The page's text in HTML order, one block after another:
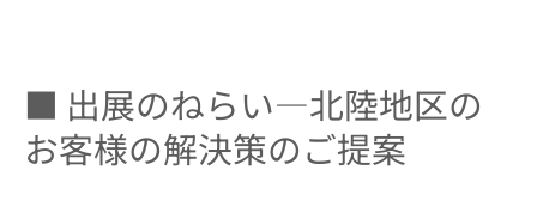
■ 出展のねらい―北陸地区の
お客様の解決策のご提案